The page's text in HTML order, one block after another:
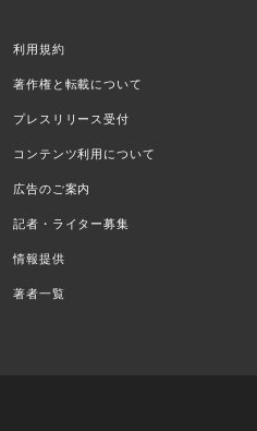
利用規約
著作権と転載について
プレスリリース受付
コンテンツ利用について
広告のご案内
記者・ライター募集
情報提供
著者一覧